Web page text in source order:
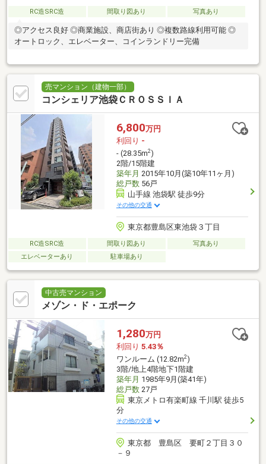
RC造SRC造 間取り図あり 写真あり
◎アクセス良好 ◎商業施設、商店街あり ◎複数路線利用可能 ◎
オートロック、エレベーター、コインランドリー完備
売マンション（建物一部）
コンシェリア池袋ＣＲＯＳＳＩＡ
6,800万円
利回り -
- (28.35m2)
2階/15階建
築年月 2015年10月(築10年11ヶ月)
総戸数56戸
山手線 池袋駅 徒歩9分
その他の交通
東京都豊島区東池袋３丁目
RC造SRC造 間取り図あり
写真あり
エレベーターあり
駐車場あり
中古売マンション
メゾン・ド・エポーク
1,280万円
利回り 5.43％
ワンルーム (12.82m2)
3階/地上4階地下1階建
築年月 1985年9月(築41年)
総戸数27戸
東京メトロ有楽町線 千川駅 徒歩5
分
その他の交通
東京都 豊島区 要町２丁目３０
－９